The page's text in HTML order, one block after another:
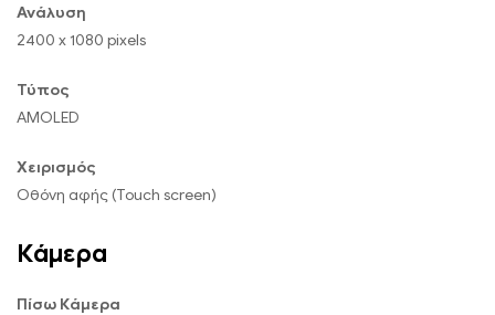
Ανάλυση
2400 x 1080 pixels
Τύπος
AMOLED
Χειρισμός
Οθόνη αφής (Touch screen)
Κάμερα
Πίσω Κάμερα